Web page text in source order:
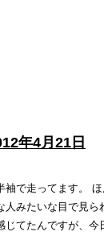
年4月21日
袖で走ってます。
人みたいな目で見ら
じてたんですが、今